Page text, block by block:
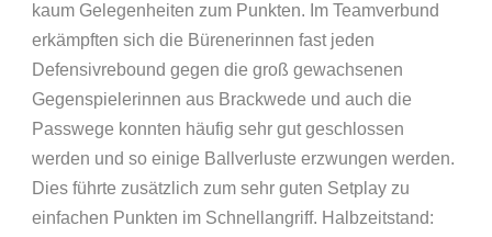
kaum Gelegenheiten zum Punkten. Im Teamverbund
erkämpften sich die Bürenerinnen fast jeden
Defensivrebound gegen die groß gewachsenen
Gegenspielerinnen aus Brackwede und auch die
Passwege konnten häufig sehr gut geschlossen
werden und so einige Ballverluste erzwungen werden.
Dies führte zusätzlich zum sehr guten Setplay zu
einfachen Punkten im Schnellangriff. Halbzeitstand: